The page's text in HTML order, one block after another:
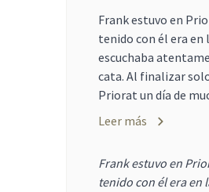
Frank estuvo en
tenido con él era en
escuchaba
cata. Al finalizar
Priorat un día de
Leer más
Frank estuvo en
tenido con él era en